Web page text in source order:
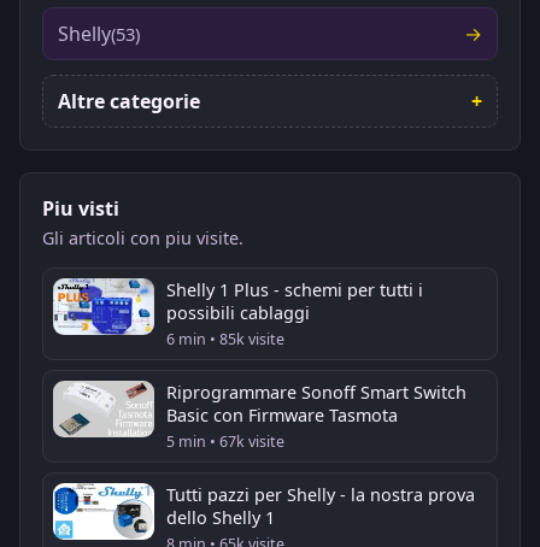
Shelly(53)
Altre categorie
Piu visti
Gli articoli con piu visite.
Shelly 1 Plus - schemi per tutti i
possibili cablaggi
6 min • 85k visite
Riprogrammare Sonoff Smart Switch
Basic con Firmware Tasmota
5 min • 67k visite
Tutti pazzi per Shelly - la nostra prova
dello Shelly 1